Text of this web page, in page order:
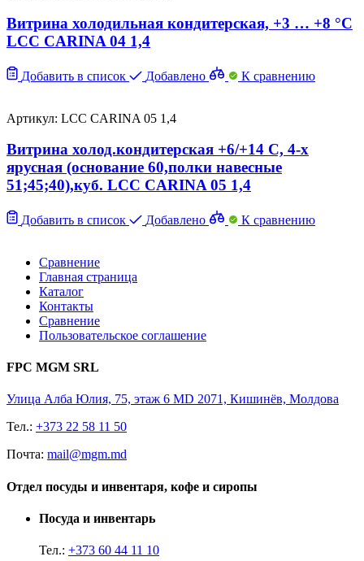
Витрина холодильная кондитерская, +3 … +8 °C
LCC CARINA 04 1,4
Добавить в список Добавлено К сравнению
Артикул: LCC CARINA 05 1,4
Витрина холод.кондитерская +6/+14 С, 4-х
ярусная (основание 60,полки навесные
51;45;40),куб. LCC CARINA 05 1,4
Добавить в список Добавлено К сравнению
Сравнение
Главная страница
Каталог
Контакты
Сравнение
Пользовательское соглашение
FPC MGM SRL
Улица Алба Юлия, 75, этаж 6 MD 2071, Кишинёв, Молдова
Тел.: +373 22 58 11 50
Почта: mail@mgm.md
Отдел посуды и инвентаря, кофе и сиропы
Посуда и инвентарь
Тел.: +373 60 44 11 10